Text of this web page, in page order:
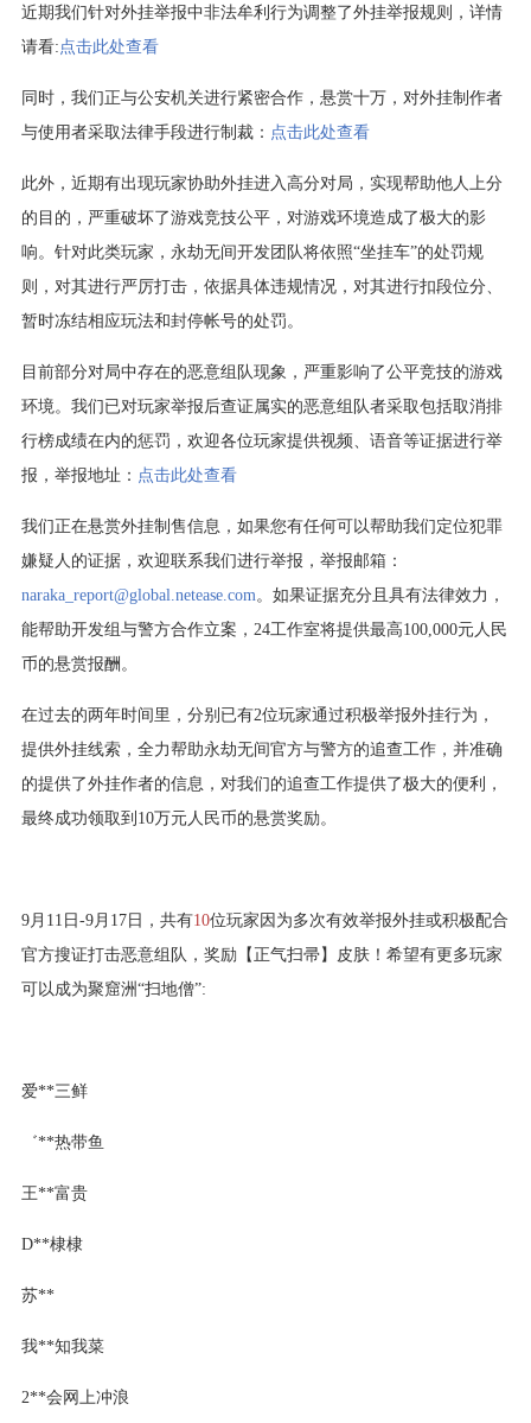
近期我们针对外挂举报中非法牟利行为调整了外挂举报规则，详情
请看:点击此处查看
同时，我们正与公安机关进行紧密合作，悬赏十万，对外挂制作者
与使用者采取法律手段进行制裁： 点击此处查看
此外，近期有出现玩家协助外挂进入高分对局，实现帮助他人上分
的目的，严重破坏了游戏竞技公平，对游戏环境造成了极大的影
响。针对此类玩家，永劫无间开发团队将依照“坐挂车”的处罚规
则，对其进行严厉打击，依据具体违规情况，对其进行扣段位分、
暂时冻结相应玩法和封停帐号的处罚。
目前部分对局中存在的恶意组队现象，严重影响了公平竞技的游戏
环境。我们已对玩家举报后查证属实的恶意组队者采取包括取消排
行榜成绩在内的惩罚，欢迎各位玩家提供视频、语音等证据进行举
报，举报地址： 点击此处查看
我们正在悬赏外挂制售信息，如果您有任何可以帮助我们定位犯罪
嫌疑人的证据，欢迎联系我们进行举报，举报邮箱：
naraka_report@global.netease.com。如果证据充分且具有法律效力，
能帮助开发组与警方合作立案，24工作室将提供最高100,000元人民
币的悬赏报酬。
在过去的两年时间里，分别已有2位玩家通过积极举报外挂行为，
提供外挂线索，全力帮助永劫无间官方与警方的追查工作，并准确
的提供了外挂作者的信息，对我们的追查工作提供了极大的便利，
最终成功领取到10万元人民币的悬赏奖励。
9月11日-9月17日，共有10位玩家因为多次有效举报外挂或积极配合
官方搜证打击恶意组队，奖励【正气扫帚】皮肤！希望有更多玩家
可以成为聚窟洲“扫地僧”:
爱**三鲜
゛**热带鱼
王**富贵
D**棣棣
苏**
我**知我菜
2**会网上冲浪